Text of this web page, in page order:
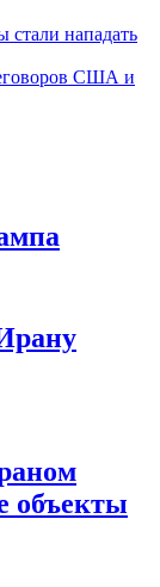
стали нападать
США и
объекты